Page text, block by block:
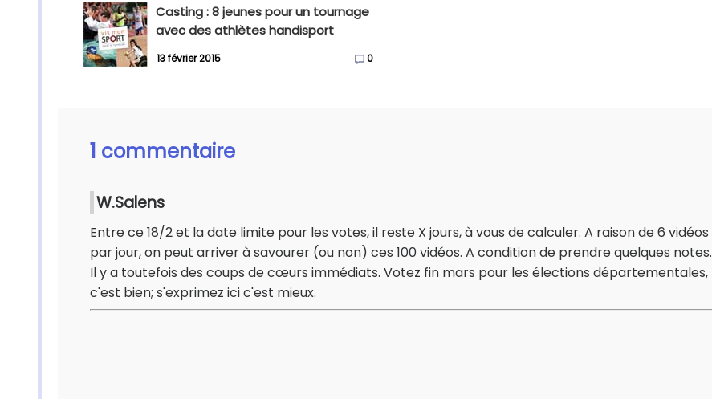
Casting : 8 jeunes pour un tournage
avec des athlètes handisport
13 février 2015 0
1 commentaire
W.Salens
Entre ce 18/2 et la date limite pour les votes, il reste X jours, à vous de calculer. A raison de 6 vidéos
par jour, on peut arriver à savourer (ou non) ces 100 vidéos. A condition de prendre quelques notes.
Il y a toutefois des coups de cœurs immédiats. Votez fin mars pour les élections départementales,
c'est bien; s'exprimez ici c'est mieux.